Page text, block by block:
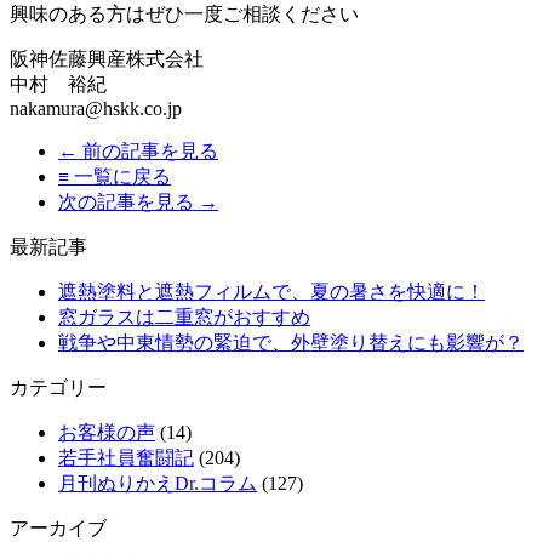
興味のある方はぜひ一度ご相談ください
阪神佐藤興産株式会社
中村 裕紀
nakamura@hskk.co.jp
← 前の記事を見る
≡ 一覧に戻る
次の記事を見る →
最新記事
遮熱塗料と遮熱フィルムで、夏の暑さを快適に！
窓ガラスは二重窓がおすすめ
戦争や中東情勢の緊迫で、外壁塗り替えにも影響が？
カテゴリー
お客様の声 (14)
若手社員奮闘記 (204)
月刊ぬりかえDr.コラム (127)
アーカイブ